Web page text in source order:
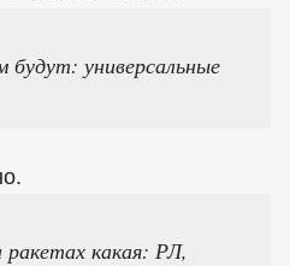
универсальные
какая: РЛ,